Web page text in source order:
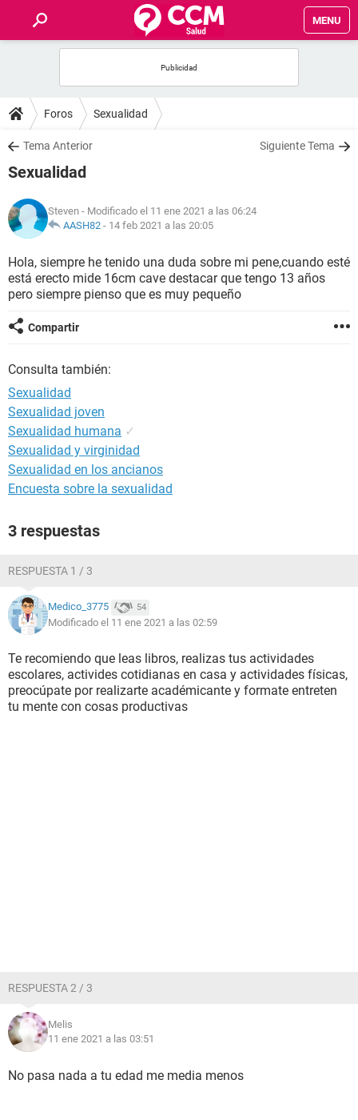
MENU
FOROS
SALUD
NUTRICIÓN
BIENESTAR
Foros Sexualidad
Tema Anterior Siguiente Tema
Sexualidad
Steven - Modificado el 11 ene 2021 a las 06:24
AASH82 - 14 feb 2021 a las 20:05
Hola, siempre he tenido una duda sobre mi pene,cuando esté
está erecto mide 16cm cave destacar que tengo 13 años
pero siempre pienso que es muy pequeño
Compartir
Consulta también:
Sexualidad
Sexualidad joven
Sexualidad humana ✓
Sexualidad y virginidad
Sexualidad en los ancianos
Encuesta sobre la sexualidad
3 respuestas
RESPUESTA 1 / 3
Medico_3775 54
Modificado el 11 ene 2021 a las 02:59
Te recomiendo que leas libros, realizas tus actividades
escolares, activides cotidianas en casa y actividades físicas,
preocúpate por realizarte académicante y formate entreten
tu mente con cosas productivas
RESPUESTA 2 / 3
Melis
11 ene 2021 a las 03:51
No pasa nada a tu edad me media menos